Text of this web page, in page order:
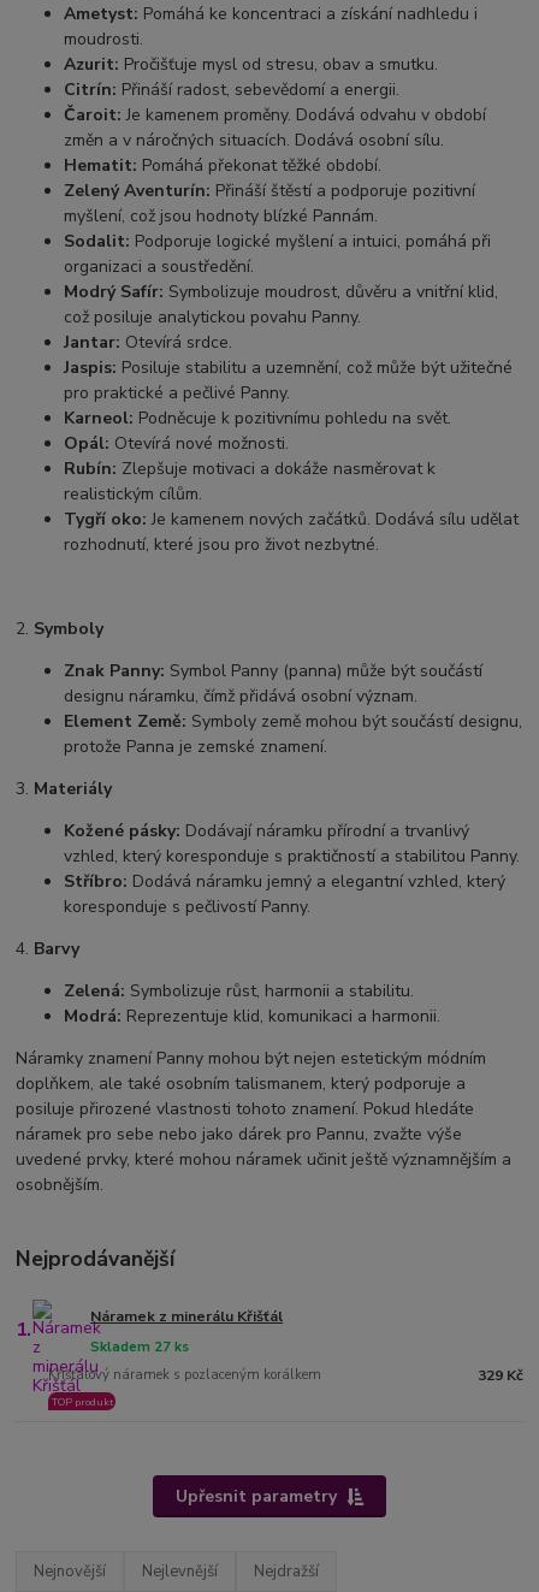
Ametyst: Pomáhá ke koncentraci a získání nadhledu i
moudrosti.
Azurit: Pročišťuje mysl od stresu, obav a smutku.
Citrín: Přináší radost, sebevědomí a energii.
Čaroit:Je kamenem proměny. Dodává odvahu v období
změn a v náročných situacích. Dodává osobní sílu.
Hematit: Pomáhá překonat těžké období.
Zelený Aventurín: Přináší štěstí a podporuje pozitivní
myšlení, což jsou hodnoty blízké Pannám.
Sodalit: Podporuje logické myšlení a intuici, pomáhá při
organizaci a soustředění.
Modrý Safír: Symbolizuje moudrost, důvěru a vnitřní klid,
což posiluje analytickou povahu Panny.
Jantar: Otevírá srdce.
Jaspis: Posiluje stabilitu a uzemnění, což může být užitečné
pro praktické a pečlivé Panny.
Karneol: Podněcuje k pozitivnímu pohledu na svět.
Opál: Otevírá nové možnosti.
Rubín: Zlepšuje motivaci a dokáže nasměrovat k
realistickým cílům.
Tygří oko:Je kamenem nových začátků. Dodává sílu udělat
rozhodnutí, které jsou pro život nezbytné.
2. Symboly
Znak Panny: Symbol Panny (panna) může být součástí
designu náramku, čímž přidává osobní význam.
Element Země: Symboly země mohou být součástí designu,
protože Panna je zemské znamení.
3. Materiály
Kožené pásky: Dodávají náramku přírodní a trvanlivý
vzhled, který koresponduje s praktičností a stabilitou Panny.
Stříbro: Dodává náramku jemný a elegantní vzhled, který
koresponduje s pečlivostí Panny.
4. Barvy
Zelená: Symbolizuje růst, harmonii a stabilitu.
Modrá: Reprezentuje klid, komunikaci a harmonii.
Náramky znamení Panny mohou být nejen estetickým módním
doplňkem, ale také osobním talismanem, který podporuje a
posiluje přirozené vlastnosti tohoto znamení. Pokud hledáte
náramek pro sebe nebo jako dárek pro Pannu, zvažte výše
uvedené prvky, které mohou náramek učinit ještě významnějším a
osobnějším.
Nejprodávanější
1. Náramek z minerálu Křišťál
Křišťálový náramek s pozlaceným korálkem
Skladem 27 ks
TOP produkt
329 Kč
Upřesnit parametry
Nejnovější Nejlevnější Nejdražší